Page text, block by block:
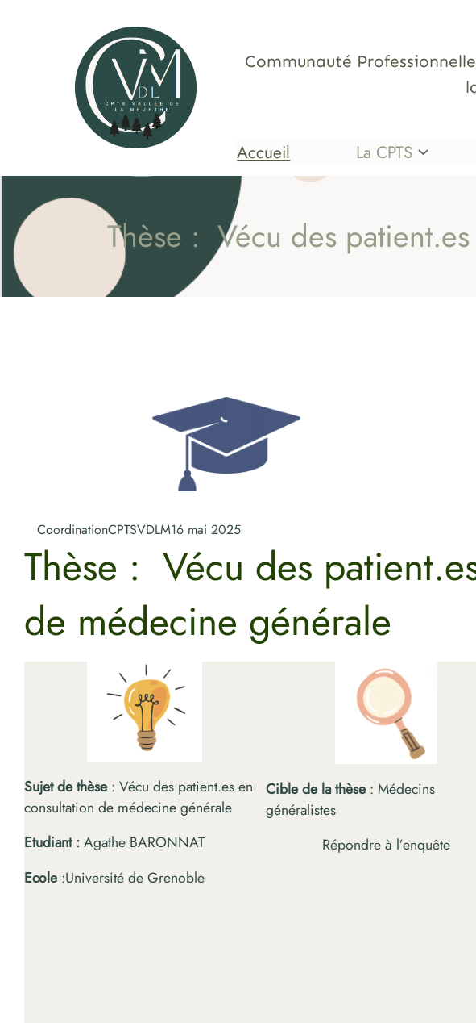
Communauté
Accueil La CPTS
Thèse : Vécu des
CoordinationCPTSVDLM16 mai 2025
Thèse : Vécu des
de médecine générale
Sujet de thèse: Vécu des patient.es en
consultation de médecine générale
Etudiant :Agathe BARONNAT
Ecole:Université de Grenoble
Cible de la thèse: Médecins
généralistes
Répondre à l’enquête